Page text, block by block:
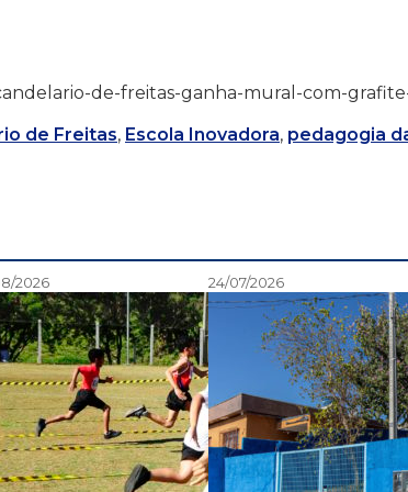
de-freitas-ganha-mural-com-
de Freitas, Escola Inovadora, pedagogia
2026 24/07/2026